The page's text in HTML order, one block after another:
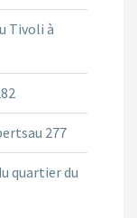
Tivoli à
277
quartier du